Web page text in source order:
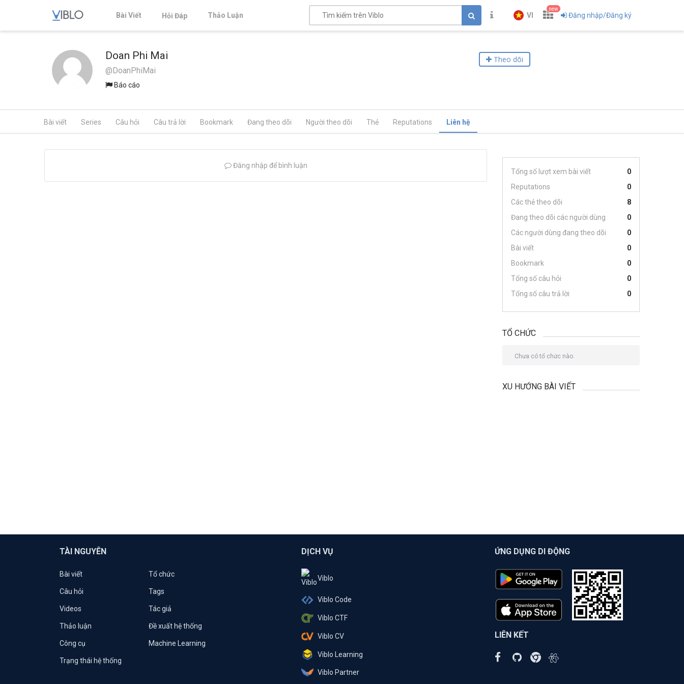
Bài Viết Hỏi Đáp Thảo Luận VI
new
Đăng nhập/Đăng ký
Doan Phi Mai
@DoanPhiMai
Báo cáo
Theo dõi
Bài viết Series Câu hỏi Câu trả lời Bookmark Đang theo dõi Người theo dõi Thẻ Reputations Liên hệ
Đăng nhập để bình luận
Tổng số lượt xem bài viết
0
Reputations
0
Các thẻ theo dõi
8
Đang theo dõi các người dùng
0
Các người dùng đang theo dõi
0
Bài viết
0
Bookmark
0
Tổng số câu hỏi
0
Tổng số câu trả lời
0
TỔ CHỨC
Chưa có tổ chức nào.
XU HƯỚNG BÀI VIẾT
TÀI NGUYÊN
Bài viết Tổ chức
Câu hỏi Tags
Videos Tác giả
Thảo luận Đề xuất hệ thống
Công cụ Machine Learning
Trạng thái hệ thống
DỊCH VỤ
Viblo
Viblo Code
Viblo CTF
Viblo CV
Viblo Learning
Viblo Partner
ỨNG DỤNG DI ĐỘNG
LIÊN KẾT